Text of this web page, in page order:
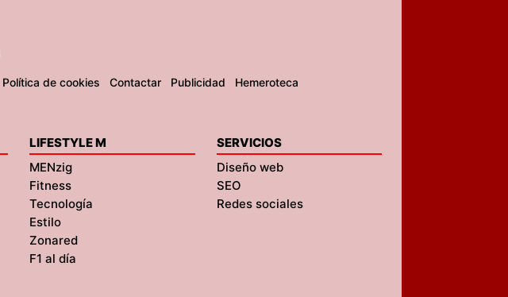
Política de cookies Contactar Publicidad Hemeroteca
LIFESTYLE M
MENzig
Fitness
Tecnología
Estilo
Zonared
F1 al día
SERVICIOS
Diseño web
SEO
Redes sociales